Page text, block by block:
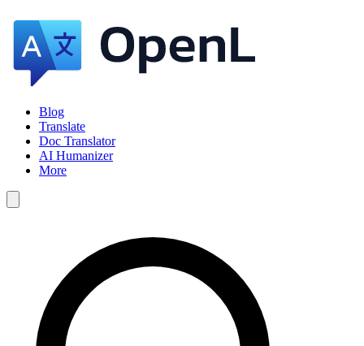
Blog
Translate
Doc Translator
AI Humanizer
More